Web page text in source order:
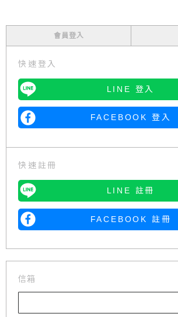
會員登入
快速登入
LINE 登入
FACEBOOK 登入
快速註冊
LINE 註冊
FACEBOOK 註冊
信箱